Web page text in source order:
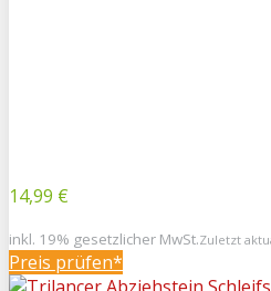
14,99 €
inkl. 19% gesetzlicher MwSt.Zuletzt
Preis prüfen*